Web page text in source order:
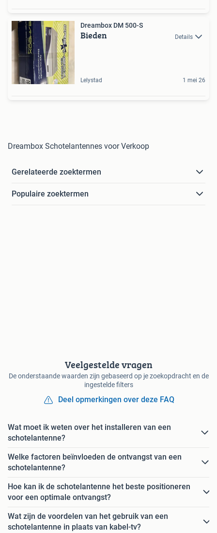
Dreambox DM 500-S
Bieden Details
Lelystad 1 mei 26
Dreambox Schotelantennes voor Verkoop
Gerelateerde zoektermen
Populaire zoektermen
Veelgestelde vragen
De onderstaande waarden zijn gebaseerd op je zoekopdracht en de
ingestelde filters
Deel opmerkingen over deze FAQ
Wat moet ik weten over het installeren van een
schotelantenne?
Welke factoren beïnvloeden de ontvangst van een
schotelantenne?
Hoe kan ik de schotelantenne het beste positioneren
voor een optimale ontvangst?
Wat zijn de voordelen van het gebruik van een
schotelantenne in plaats van kabel-tv?